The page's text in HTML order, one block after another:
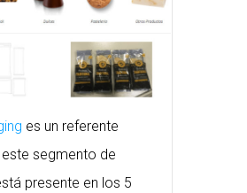
es un referente
segmento de
presente en los 5